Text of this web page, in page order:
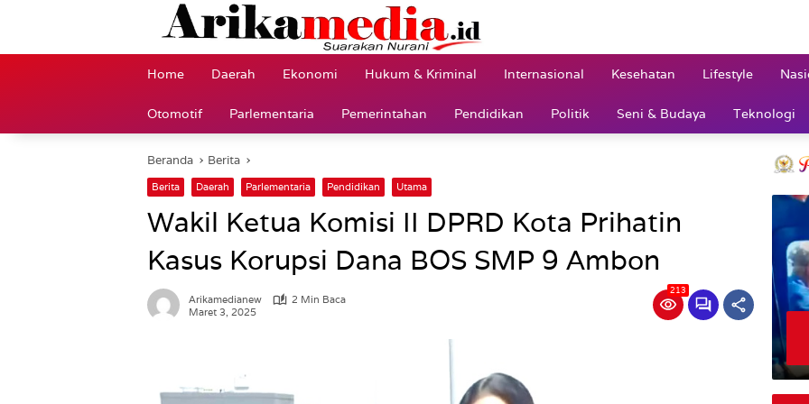
Home Daerah Ekonomi Hukum & Kriminal Internasional Kesehatan Lifestyle
Otomotif Parlementaria Pemerintahan Pendidikan Politik Seni & Budaya Teknologi
Beranda Berita
Berita Daerah Parlementaria Pendidikan Utama
Wakil Ketua Komisi II DPRD Kota Prihatin
Kasus Korupsi Dana BOS SMP 9 Ambon
Arikamedianew
2 Min Baca
Maret 3, 2025
213